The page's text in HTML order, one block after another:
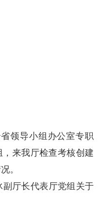
省领导小组办公室专职
，来我厅检查考核创建
。
厅长代表厅党组关于